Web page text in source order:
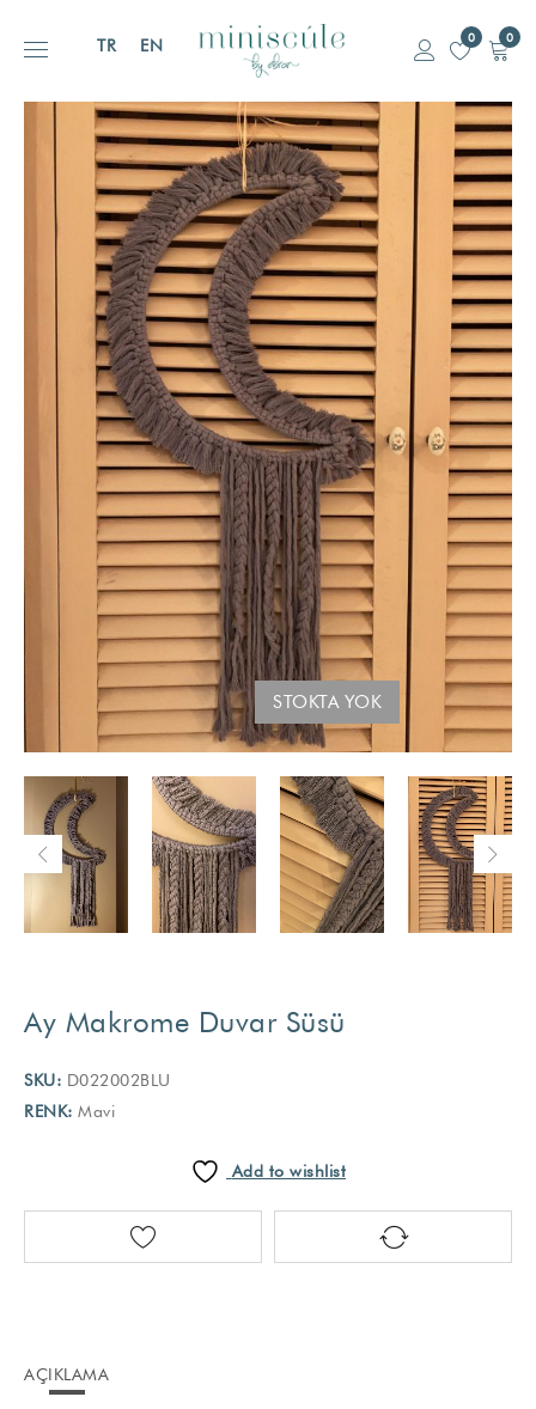
TR EN 0
0
STOKTA YOK
Ay Makrome Duvar Süsü
SKU: D022002BLU
RENK: Mavi
Add to wishlist
AÇIKLAMA